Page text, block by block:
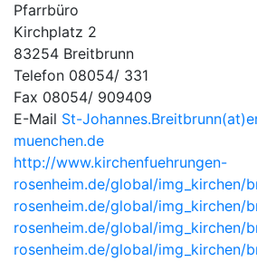
Pfarrbüro
Kirchplatz 2
83254 Breitbrunn
Telefon 08054/ 331
Fax 08054/ 909409
E-Mail St-
muenchen.de
http://www.kirchenfuehrungen-
rosenheim.de/global/img_kirchen/
rosenheim.de/global/img_kirchen/
rosenheim.de/global/img_kirchen/
rosenheim.de/global/img_kirchen/